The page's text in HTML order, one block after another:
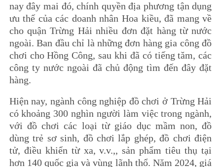
nay đây mai đó, chính quyền địa phương tận dụng
ưu thế của các doanh nhân Hoa kiều, đã mang về
cho quận Trừng Hải nhiều đơn đặt hàng từ nước
ngoài. Ban đầu chỉ là những đơn hàng gia công đồ
chơi cho Hồng Công, sau khi đã có tiếng tăm, các
công ty nước ngoài đã chủ động tìm đến đây đặt
hàng.
Hiện nay, ngành công nghiệp đồ chơi ở Trừng Hải
có khoảng 300 nghìn người làm việc trong ngành,
với đồ chơi các loại từ giáo dục mầm non, đồ
dùng trẻ sơ sinh, đồ chơi lắp ghép, đồ chơi điện
tử, điều khiển từ xa, v.v.,, sản phẩm tiêu thụ tại
hơn 140 quốc gia và vùng lãnh thổ. Năm 2024, giá